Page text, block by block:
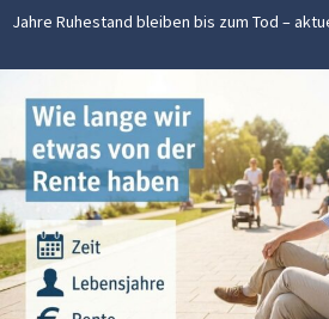
Jahre Ruhestand bleiben bis zum Tod –